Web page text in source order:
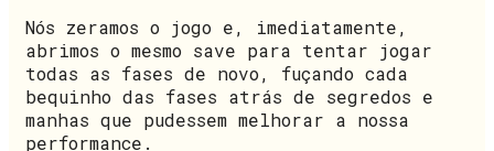
Nós zeramos o jogo e, imediatamente,
abrimos o mesmo save para tentar jogar
todas as fases de novo, fuçando cada
bequinho das fases atrás de segredos e
manhas que pudessem melhorar a nossa
performance.